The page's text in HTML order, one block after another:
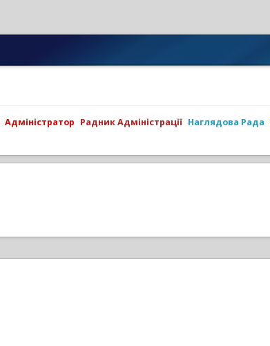
Адміністратор Радник Адміністрації Наглядова Рада